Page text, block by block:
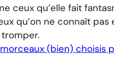
ceux qu’elle fait
qu’on ne connaît
(bien)